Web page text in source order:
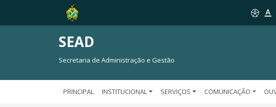
SEAD
Secretaria de Administração e Gestão
PRINCIPAL INSTITUCIONAL SERVIÇOS COMUNICAÇÃO